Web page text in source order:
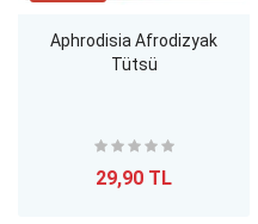
Aphrodisia Afrodizyak
Tütsü
29,90 TL